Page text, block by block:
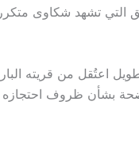
التي تشهد شكاوى
اعتُقل من قريته
بشأن ظروف احتجازه